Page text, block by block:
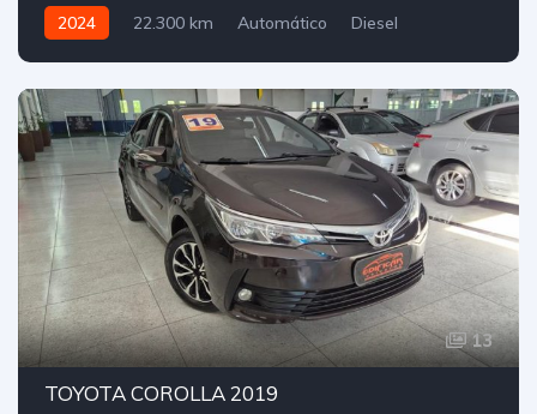
2024 22.300 km Automático Diesel
13
TOYOTA COROLLA 2019